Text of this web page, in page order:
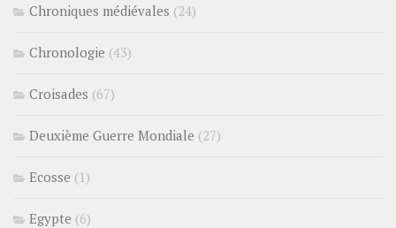
Chroniques médiévales (24)
Chronologie (43)
Croisades (67)
Deuxième Guerre Mondiale (27)
Ecosse (1)
Egypte (6)